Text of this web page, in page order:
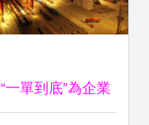
“一單到底”為企業